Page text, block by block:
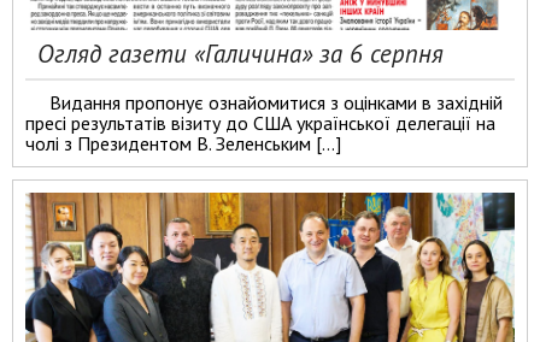
Огляд газети «Галичина» за 6 серпня
Видання пропонує ознайомитися з оцінками в західній
пресі результатів візиту до США української делегації на
чолі з Президентом В. Зеленським […]